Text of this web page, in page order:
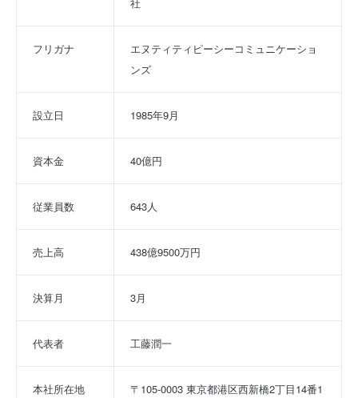
フリガナ
エヌティティピーシーコミュニケーショ
ンズ
設立日 1985年9月
資本金 40億円
従業員数 643人
売上高 438億9500万円
決算月 3月
代表者 工藤潤一
本社所在地
〒105-0003 東京都港区西新橋2丁目14番1